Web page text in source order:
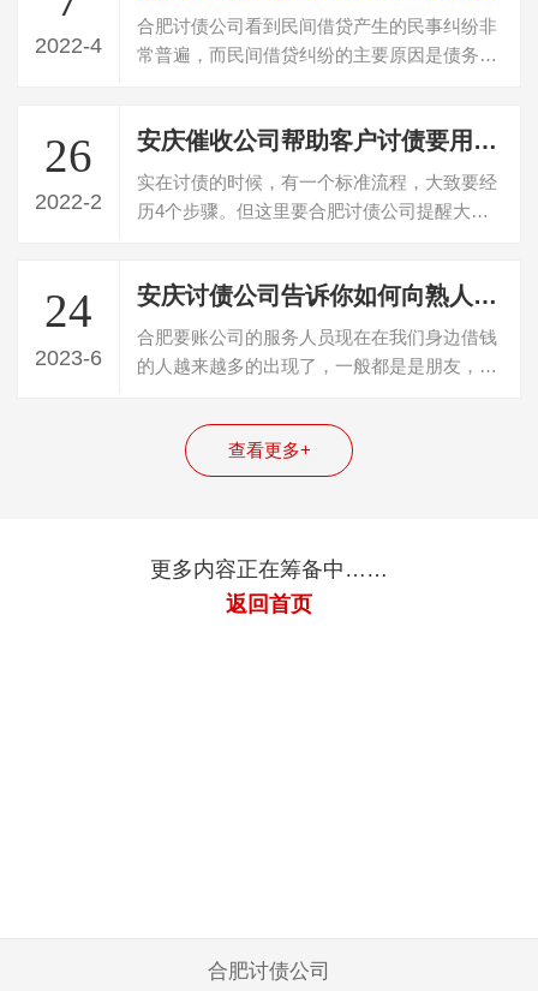
2022-4
合肥讨债公司看到民间借贷产生的民事纠纷非
常普遍，而民间借贷纠纷的主要原因是债务人
26
2022-2
安庆催收公司帮助客户讨债要用什么方法
实在讨债的时候，有一个标准流程，大致要经
历4个步骤。但这里要合肥讨债公司提醒大
24
2023-6
安庆讨债公司告诉你如何向熟人朋友讨要欠款
合肥要账公司的服务人员现在在我们身边借钱
的人越来越多的出现了，一般都是是朋友，亲
查看更多+
更多内容正在筹备中……
返回首页
合肥讨债公司